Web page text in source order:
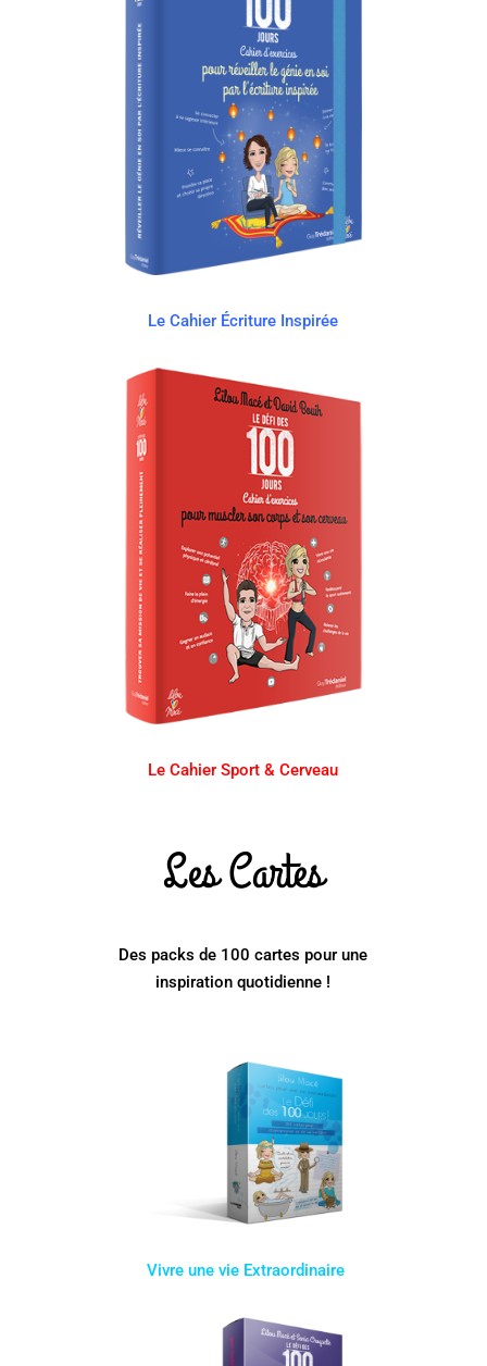
Le Cahier Écriture Inspirée
Le Cahier Sport & Cerveau
Les Cartes
Des packs de 100 cartes pour une
inspiration quotidienne !
Vivre une vie Extraordinaire